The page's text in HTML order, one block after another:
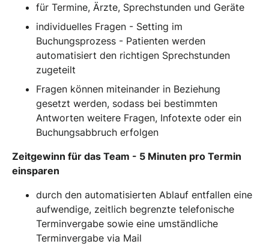
für Termine, Ärzte, Sprechstunden und Geräte
individuelles Fragen - Setting im
Buchungsprozess - Patienten werden
automatisiert den richtigen Sprechstunden
zugeteilt
Fragen können miteinander in Beziehung
gesetzt werden, sodass bei bestimmten
Antworten weitere Fragen, Infotexte oder ein
Buchungsabbruch erfolgen
Zeitgewinn für das Team - 5 Minuten pro Termin
einsparen
durch den automatisierten Ablauf entfallen eine
aufwendige, zeitlich begrenzte telefonische
Terminvergabe sowie eine umständliche
Terminvergabe via Mail